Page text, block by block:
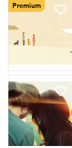
Premium